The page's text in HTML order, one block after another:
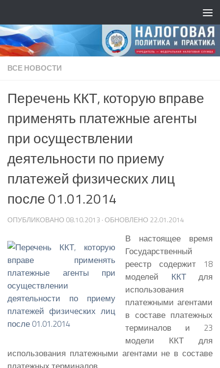
ВСЕ НОВОСТИ
Перечень ККТ, которую вправе
применять платежные агенты
при осуществлении
деятельности по приему
платежей физических лиц
после 01.01.2014
ОПУБЛИКОВАНО 08.10.2013 · ОБНОВЛЕНО 22.01.2014
В настоящее время
Государственный
реестр содержит 18
моделей ККТ для
использования
платежными агентами
в составе платежных
терминалов и 23
модели ККТ для
использования платежными агентами не в составе